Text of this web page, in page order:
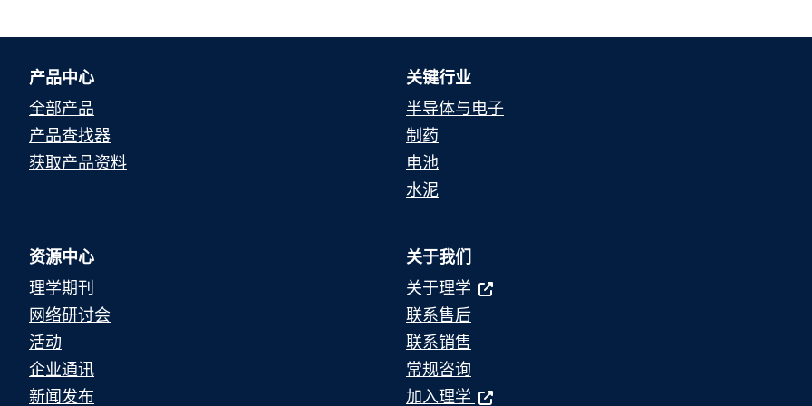
产品中心
全部产品
产品查找器
获取产品资料
关键行业
半导体与电子
制药
电池
水泥
资源中心
理学期刊
网络研讨会
活动
企业通讯
新闻发布
关于我们
关于理学
联系售后
联系销售
常规咨询
加入理学